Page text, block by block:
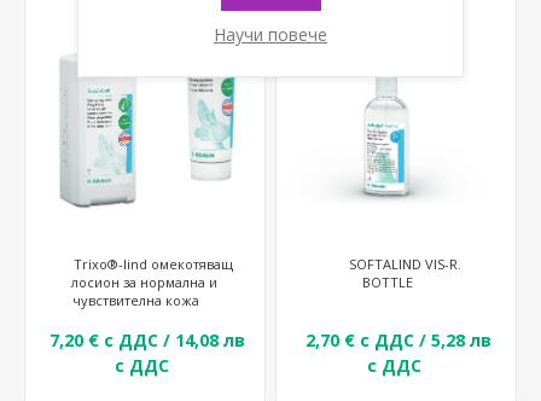
Trixo®-lind омекотяващ
лосион за нормална и
чувствителна кожа
7,20 € с ДДС / 14,08 лв
с ДДС
SOFTALIND VIS-R.
BOTTLE
2,70 € с ДДС / 5,28 лв
с ДДС
Научи повече